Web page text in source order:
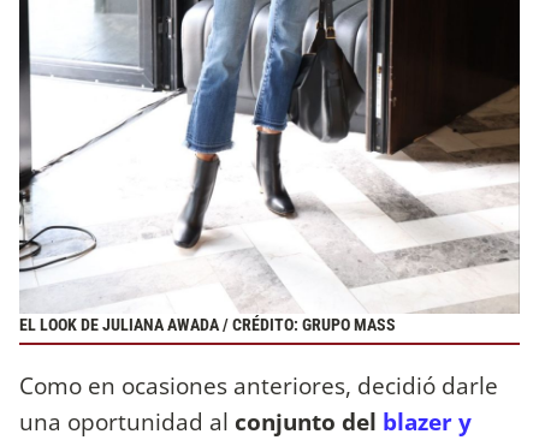
EL LOOK DE JULIANA AWADA / CRÉDITO: GRUPO MASS
Como en ocasiones anteriores, decidió darle
una oportunidad al conjunto del blazer y